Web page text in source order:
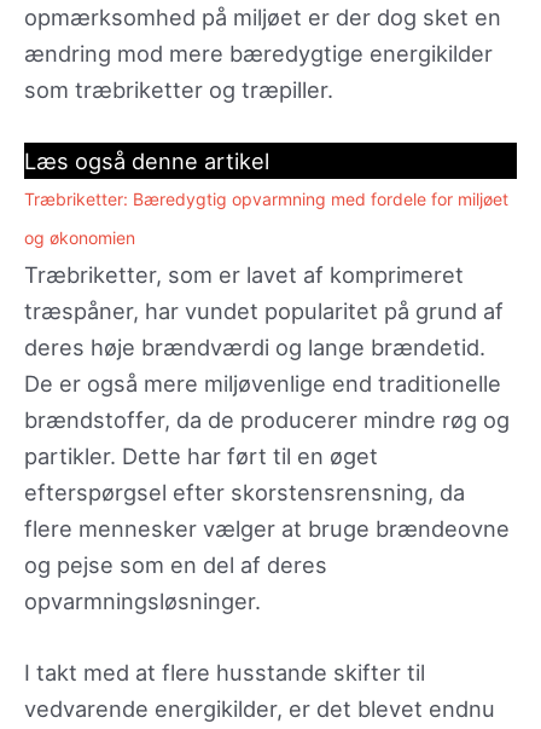
opmærksomhed på miljøet er der dog sket en
ændring mod mere bæredygtige energikilder
som træbriketter og træpiller.
Læs også denne artikel
Træbriketter: Bæredygtig opvarmning med fordele for miljøet
og økonomien
Træbriketter, som er lavet af komprimeret
træspåner, har vundet popularitet på grund af
deres høje brændværdi og lange brændetid.
De er også mere miljøvenlige end traditionelle
brændstoffer, da de producerer mindre røg og
partikler. Dette har ført til en øget
efterspørgsel efter skorstensrensning, da
flere mennesker vælger at bruge brændeovne
og pejse som en del af deres
opvarmningsløsninger.
I takt med at flere husstande skifter til
vedvarende energikilder, er det blevet endnu